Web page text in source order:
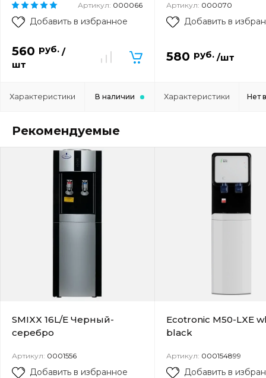
Артикул: 000066
Добавить в избранное
560 руб. /
шт
Характеристики В наличии
Артикул: 000070
Добавить в
580 руб. /шт
Характеристики Нет
Рекомендуемые
SMIXX 16L/E Черный-
серебро
Артикул: 0001556
Добавить в избранное
Ecotronic M50-LXE
black
Артикул: 000154899
Добавить в